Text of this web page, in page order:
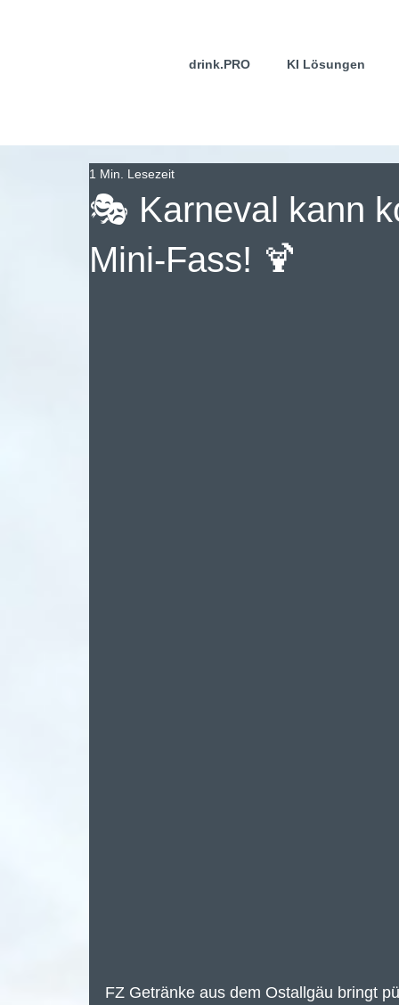
drink.PRO KI Lösungen
🎭 Karneval kann
Mini-Fass! 🍹
1 Min. Lesezeit
FZ Getränke aus dem Ostallgäu bringt